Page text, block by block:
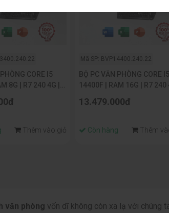
CORE I5
8G | R7 240 4G |
Thêm vào giỏ
Mã SP: BVP14400.240.22
BỘ PC VĂN PHÒNG CORE I5
14400F | RAM 16G | R7 240
22INCH
13.479.000đ
Còn hàng Thêm
văn phòng vốn dĩ không còn xa lạ với chúng